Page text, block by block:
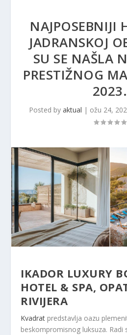
NAJPOSEBNIJI
JADRANSKOJ
SU SE NAŠLA
PRESTIŽNOG
2023.
Posted by aktual | ožu 24,
IKADOR LUXURY
HOTEL & SPA,
RIVIJERA
Kvadrat predstavlja oazu
beskompromisnog luksuza. Radi